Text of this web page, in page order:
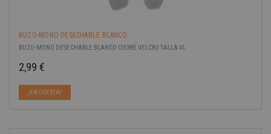
BUZO-MONO DESECHABLE BLANCO...
BUZO-MONO DESECHABLE BLANCO CIERRE VELCRO TALLA XL
2,99 €
¡EN OFERTA!